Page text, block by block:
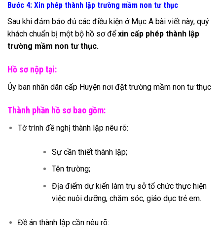
Bước 4: Xin phép thành lập trường mầm non tư thục
Sau khi đảm bảo đủ các điều kiện ở Mục A bài viết này, quý
khách chuẩn bị một bộ hồ sơ đểxin cấp phép thành lập
trường mầm non tư thục.
Hồ sơ nộp tại:
Ủy ban nhân dân cấp Huyện nơi đặt trường mầm non tư thục
Thành phần hồ sơ bao gồm:
Tờ trình đề nghị thành lập nêu rõ:
Sự cần thiết thành lập;
Tên trường;
Địa điểm dự kiến làm trụ sở tổ chức thực hiện
việc nuôi dưỡng, chăm sóc, giáo dục trẻ em.
Đề án thành lập cần nêu rõ: